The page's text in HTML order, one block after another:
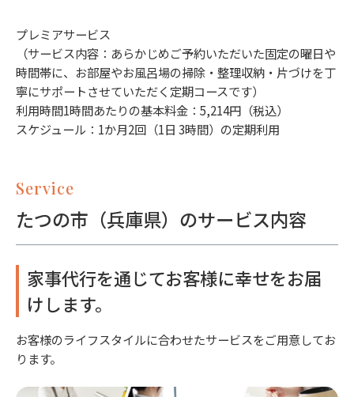
プレミアサービス
（サービス内容：あらかじめご予約いただいた固定の曜日や
時間帯に、お部屋やお風呂場の掃除・整理収納・片づけを丁
寧にサポートさせていただく定期コースです）
利用時間1時間あたりの基本料金：5,214円（税込）
スケジュール：1か月2回（1日 3時間）の定期利用
Service
たつの市（兵庫県）のサービス内容
家事代行を通じてお客様に幸せをお届
けします。
お客様のライフスタイルに合わせたサービスをご用意してお
ります。